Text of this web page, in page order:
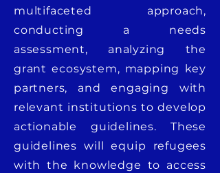
multifaceted approach,
conducting a needs
assessment, analyzing the
grant ecosystem, mapping key
partners, and engaging with
relevant institutions to develop
actionable guidelines. These
guidelines will equip refugees
with the knowledge to access